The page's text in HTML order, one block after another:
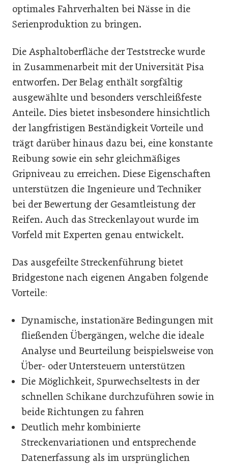
optimales Fahrverhalten bei Nässe in die
Serienproduktion zu bringen.
Die Asphaltoberfläche der Teststrecke wurde
in Zusammenarbeit mit der Universität Pisa
entworfen. Der Belag enthält sorgfältig
ausgewählte und besonders verschleißfeste
Anteile. Dies bietet insbesondere hinsichtlich
der langfristigen Beständigkeit Vorteile und
trägt darüber hinaus dazu bei, eine konstante
Reibung sowie ein sehr gleichmäßiges
Gripniveau zu erreichen. Diese Eigenschaften
unterstützen die Ingenieure und Techniker
bei der Bewertung der Gesamtleistung der
Reifen. Auch das Streckenlayout wurde im
Vorfeld mit Experten genau entwickelt.
Das ausgefeilte Streckenführung bietet
Bridgestone nach eigenen Angaben folgende
Vorteile:
Dynamische, instationäre Bedingungen mit
fließenden Übergängen, welche die ideale
Analyse und Beurteilung beispielsweise von
Über- oder Untersteuern unterstützen
Die Möglichkeit, Spurwechseltests in der
schnellen Schikane durchzuführen sowie in
beide Richtungen zu fahren
Deutlich mehr kombinierte
Streckenvariationen und entsprechende
Datenerfassung als im ursprünglichen